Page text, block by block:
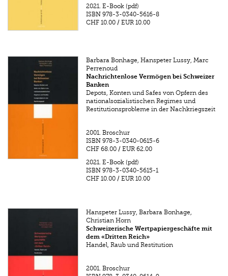
2021. E-Book (pdf)
ISBN 978-3-0340-5616-8
CHF 10.00 /EUR 10.00
Barbara Bonhage, Hanspeter Lussy, Marc
Perrenoud
Nachrichtenlose Vermögen bei Schweizer
Banken
Depots, Konten und Safes von Opfern des
nationalsozialistischen Regimes und
Restitutionsprobleme in der Nachkriegszeit
2001. Broschur
ISBN 978-3-0340-0615-6
CHF 68.00 /EUR 62.00
2021. E-Book (pdf)
ISBN 978-3-0340-5615-1
CHF 10.00 /EUR 10.00
Hanspeter Lussy, Barbara Bonhage,
Christian Horn
Schweizerische Wertpapiergeschäfte mit
dem «Dritten Reich»
Handel, Raub und Restitution
2001. Broschur